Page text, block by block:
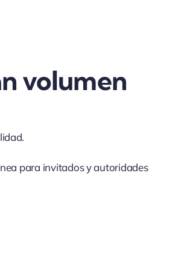
volumen
para invitados y autoridades